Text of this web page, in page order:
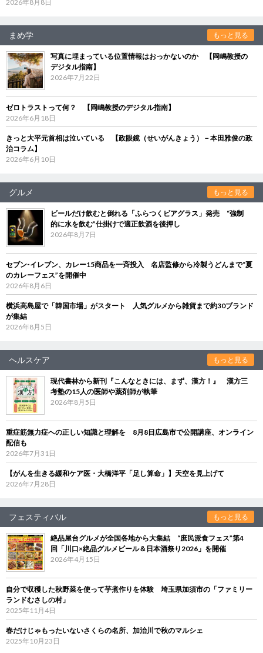
2026年8月8日
まめ学 もっと見る
写真に埋まっている位置情報はおっかないのか 【岡嶋教授の
デジタル指南】
2026年7月22日
ゼロトラストって何？ 【岡嶋教授のデジタル指南】
2026年6月18日
きっと大平元首相は泣いている 【政眼鏡（せいがんきょう）－本田雅俊の政
治コラム】
2026年6月10日
グルメ もっと見る
ビールだけ飲むと倒れる「ふらつくビアグラス」発売 “強制
的に水を飲む”仕掛けで適正飲酒を後押し
2026年8月7日
セブン‐イレブン、カレー15商品を一斉投入 名店監修から冷製うどんまで“夏
のカレーフェス”を開催中
2026年8月6日
横浜高島屋で「韓国市場」がスタート 人気グルメから雑貨まで約30ブランド
が集結
2026年8月5日
ヘルスケア もっと見る
現代書林から新刊『こんなときには、まず、漢方！』 漢方三
考塾の15人の医師や薬剤師が執筆
2026年8月5日
重症筋無力症への正しい知識と理解を 8月8日広島市で公開講座、オンライン
配信も
2026年7月31日
【がんを生きる緩和ケア医・大橋洋平「足し算命」】天空を見上げて
2026年7月28日
フェスティバル もっと見る
絶品屋台グルメが全国各地から大集結 “庶民派食フェス”第4
回「川口×絶品グルメビール＆日本酒祭り2026」を開催
2026年4月15日
自分で収穫した秋野菜を使って芋煮作りを体験 埼玉県加須市の「ファミリー
ランドむさしの村」
2025年11月4日
春だけじゃもったいないさくらの名所、加治川で秋のマルシェ
2025年10月23日